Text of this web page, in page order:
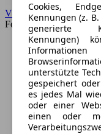
VW
Forum
Cookies,
Kennungen (z.
generierte
Kennungen)
unterstützte
gespeichert
es jedes Mal
oder einer
einen oder